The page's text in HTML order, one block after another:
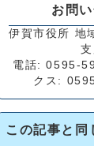
お問
伊賀市役所 地
電話: 0595-
クス:
この記事と同